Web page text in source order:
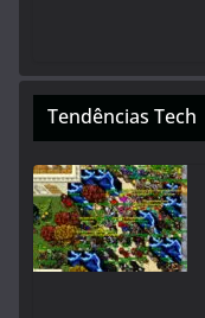
Tendências Tech